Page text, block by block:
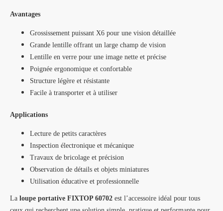
Avantages
Grossissement puissant X6 pour une vision détaillée
Grande lentille offrant un large champ de vision
Lentille en verre pour une image nette et précise
Poignée ergonomique et confortable
Structure légère et résistante
Facile à transporter et à utiliser
Applications
Lecture de petits caractères
Inspection électronique et mécanique
Travaux de bricolage et précision
Observation de détails et objets miniatures
Utilisation éducative et professionnelle
La loupe portative FIXTOP 60702 est l’accessoire idéal pour tous